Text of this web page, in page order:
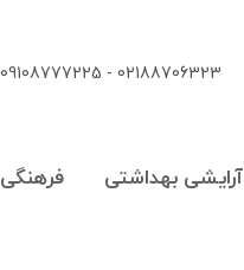
02188706323 - 09108777225
آرایشی بهداشتی فرهنگی